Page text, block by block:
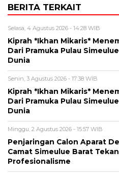
BERITA TERKAIT
Selasa, 4 Agustus 2026 - 14:28 WIB
Kiprah *Ikhan Mikaris*
Dari Pramuka Pulau
Dunia
Senin, 3 Agustus 2026 - 17:38 WIB
Kiprah *Ikhan Mikaris*
Dari Pramuka Pulau
Dunia
Minggu, 2 Agustus 2026 - 15:57 WIB
Penjaringan Calon Aparat
Camat Simeulue Barat
Profesionalisme